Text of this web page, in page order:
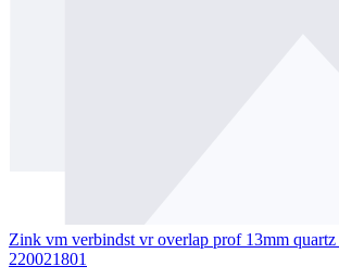
Zink vm verbindst vr overlap prof 13mm
220021801